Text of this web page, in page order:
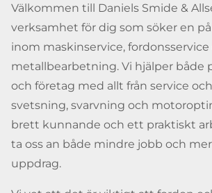
Välkommen till Daniels Smide &
verksamhet för dig som söker en
inom maskinservice, fordonsservice
metallbearbetning. Vi hjälper både
och företag med allt från service
svetsning, svarvning och
brett kunnande och ett praktiskt
ta oss an både mindre jobb och
uppdrag.